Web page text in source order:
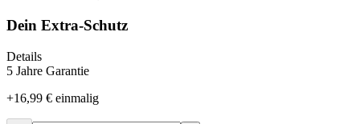
Dein Extra-Schutz
Details
5 Jahre Garantie
+16,99 € einmalig